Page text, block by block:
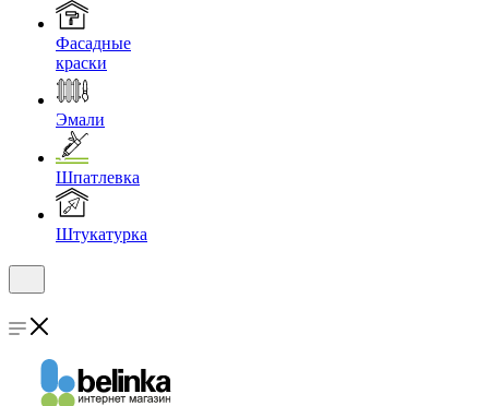
Фасадные
краски
Эмали
Шпатлевка
Штукатурка